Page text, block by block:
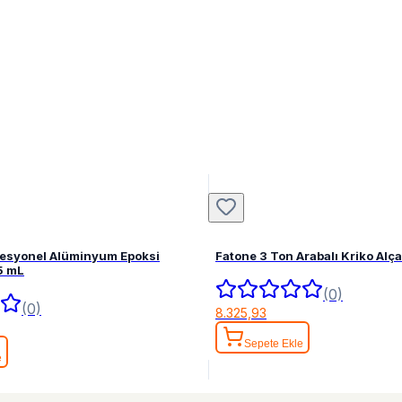
Alüminyum Epoksi
mL
(0)
Fatone 3 Ton Arabalı Kriko
(0)
8.325,93
Sepete Ekle